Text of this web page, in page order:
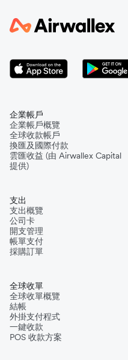
企業帳戶
企業帳戶概覽
全球收款帳戶
換匯及國際付款
雲匯收益 (由 Airwallex Capital
提供)
支出
支出概覽
公司卡
開支管理
帳單支付
採購訂單
全球收單
全球收單概覽
結帳
外掛支付程式
一鍵收款
POS 收款方案